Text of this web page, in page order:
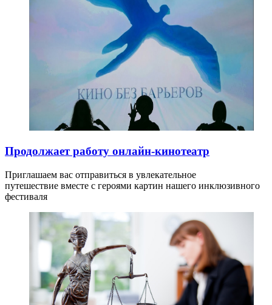
Продолжает работу онлайн-кинотеатр
Приглашаем вас отправиться в увлекательное
путешествие вместе с героями картин нашего инклюзивного
фестиваля